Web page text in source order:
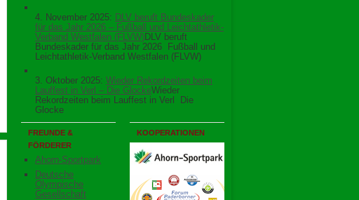
4. November 2025: DLV beruft Bundeskader
für das Jahr 2026 – Fußball und Leichtathletik-
Verband Westfalen (FLVW)DLV beruft
Bundeskader für das Jahr 2026 Fußball und
Leichtathletik-Verband Westfalen (FLVW)
3. Oktober 2025: Wieder Rekordzeiten beim
Lauffest in Verl – Die GlockeWieder
Rekordzeiten beim Lauffest in Verl Die
Glocke
FREUNDE &
FÖRDERER
Ahorn-Sportpark
Deutsche
Olympische
Gesellschaft
KOOPERATIONEN